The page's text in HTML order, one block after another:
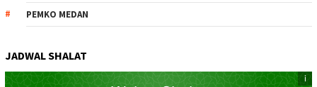
PEMKO MEDAN
JADWAL SHALAT